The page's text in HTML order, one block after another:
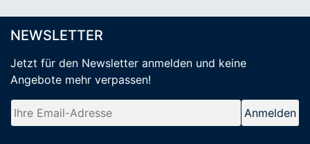
NEWSLETTER
Jetzt für den Newsletter anmelden und keine
Angebote mehr verpassen!